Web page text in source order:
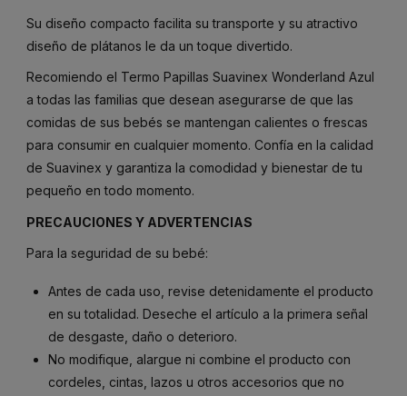
Su diseño compacto facilita su transporte y su atractivo
diseño de plátanos le da un toque divertido.
Recomiendo el Termo Papillas Suavinex Wonderland Azul
a todas las familias que desean asegurarse de que las
comidas de sus bebés se mantengan calientes o frescas
para consumir en cualquier momento. Confía en la calidad
de Suavinex y garantiza la comodidad y bienestar de tu
pequeño en todo momento.
PRECAUCIONES Y ADVERTENCIAS
Para la seguridad de su bebé:
Antes de cada uso, revise detenidamente el producto
en sutotalidad. Deseche el artículo a la primera señal
de desgaste, daño o deterioro.
No modifique, alargue ni combine el producto con
cordeles, cintas, lazos u otros accesorios que no